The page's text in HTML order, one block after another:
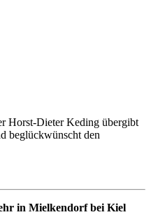
Horst-Dieter Keding übergibt
beglückwünscht den
in Mielkendorf bei Kiel